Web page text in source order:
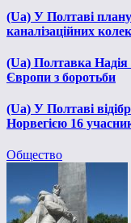
(Ua) У Полтаві
каналізаційних
(Ua) Полтавка Надія
Європи з боротьби
(Ua) У Полтаві
Норвегією 16
Общество